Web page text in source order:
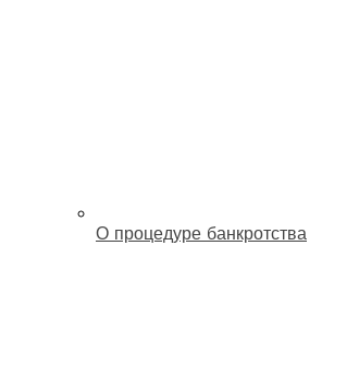
О процедуре банкротства